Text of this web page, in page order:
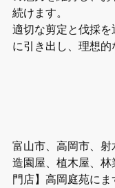
続けます。
適切な剪定と伐採
に引き出し、理想的
富山市、高岡市、
造園屋、植木屋、
門店】高岡庭苑にま